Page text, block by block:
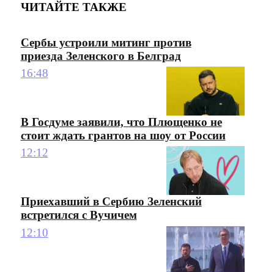
ЧИТАЙТЕ ТАКЖЕ
Сербы устроили митинг против
приезда Зеленского в Белград
16:48
В Госдуме заявили, что Плющенко не
стоит ждать грантов на шоу от России
12:12
Приехавший в Сербию Зеленский
встретился с Вучичем
12:10